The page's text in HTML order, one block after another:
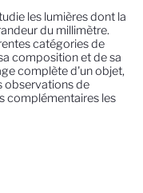
les lumières dont la
du millimètre.
catégories de
composition et de sa
complète d'un objet,
observations de
complémentaires les